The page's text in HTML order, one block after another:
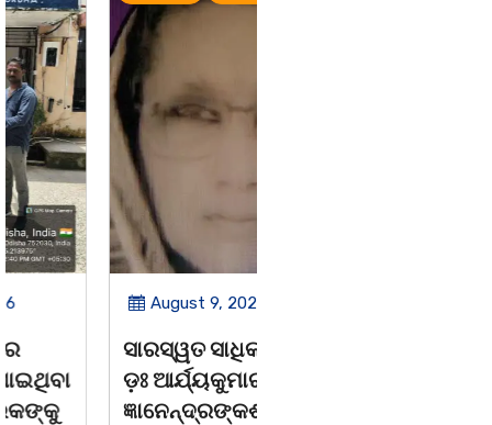
August 9, 2026
ସାରସ୍ୱତ ସାଧିକା ତଥା
ଡ଼ଃ ଆର୍ଯ୍ୟକୁମାର
ଜ୍ଞାନେନ୍ଦ୍ରଙ୍କଶାଶୁ